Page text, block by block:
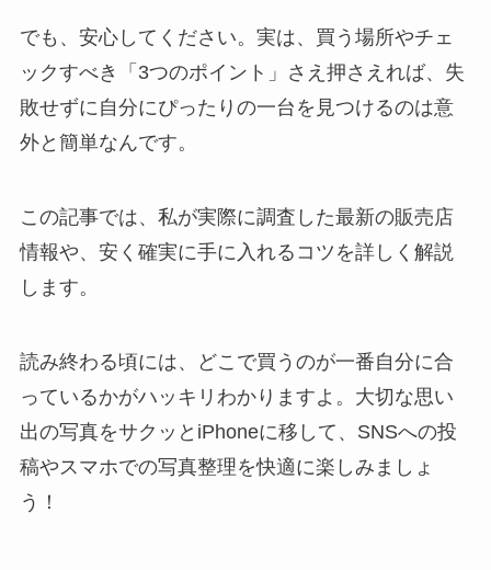
でも、安心してください。実は、買う場所やチェ
ックすべき「3つのポイント」さえ押さえれば、失
敗せずに自分にぴったりの一台を見つけるのは意
外と簡単なんです。
この記事では、私が実際に調査した最新の販売店
情報や、安く確実に手に入れるコツを詳しく解説
します。
読み終わる頃には、どこで買うのが一番自分に合
っているかがハッキリわかりますよ。大切な思い
出の写真をサクッとiPhoneに移して、SNSへの投
稿やスマホでの写真整理を快適に楽しみましょ
う！